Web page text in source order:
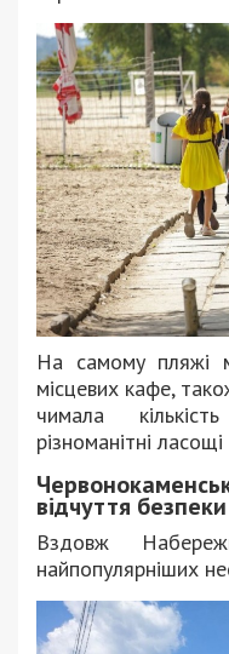
На самому пляжі
місцевих кафе,
чимала
різноманітні
відчуття безпеки
Вздовж
найпопулярніших